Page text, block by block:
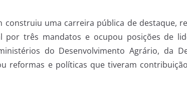
construiu uma carreira pública de destaque,
por três mandatos e ocupou posições de
do Desenvolvimento Agrário, da
reformas e políticas que tiveram